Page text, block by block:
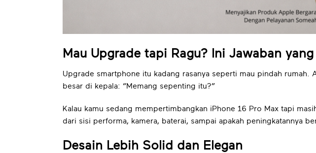
Mau Upgrade tapi Ragu? Ini Jawaban yang
Upgrade smartphone itu kadang rasanya seperti mau pindah rumah.
besar di kepala: “Memang sepenting itu?”
Kalau kamu sedang mempertimbangkan iPhone 16 Pro Max tapi
dari sisi performa, kamera, baterai, sampai apakah peningkatannya
Desain Lebih Solid dan Elegan